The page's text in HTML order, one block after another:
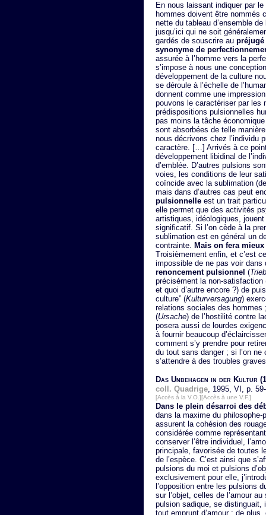
En nous laissant indiquer par
hommes doivent être nommés
nette du tableau d’ensemble
jusqu’ici qui ne soit
gardés de souscrire au préjugé
synonyme de
assurée à l’homme vers la
s’impose à nous une
développement de la culture
se déroule à l’échelle de
donnent comme une
pouvons le caractériser par les
prédispositions pulsionnelles
pas moins la tâche
sont absorbées de telle
nous décrivons chez l’individu
caractère. […] Arrivés à ce
développement libidinal de
d’emblée. D’autres pulsions
voies, les conditions de leur
coïncide avec la sublimation
mais dans d’autres cas peut
pulsionnelle est un trait
elle permet que des activités
artistiques, idéologiques,
significatif. Si l’on cède à la
sublimation est en général un
contrainte. Mais on fera
Troisièmement enfin, et c’est
impossible de ne pas voir
renoncement pulsionnel (
précisément la non-satisfaction
et quoi d’autre encore ?) de
culture” (Kulturversagung)
relations sociales des hommes
(Ursache) de l’hostilité contre
posera aussi de lourdes
à fournir beaucoup
comment s’y prendre pour
du tout sans danger ; si l’on
s’attendre à des troubles
Das Unbehagen in der Kultur
coll. Quadrige, 1995, VI, p.
[Accès à la V.O.][Accès à une V.F.]
Dans le plein désarroi des
dans la maxime du philosophe-
assurent la cohésion des
considérée comme
conserver l’être individuel,
principale, favorisée de toutes
de l’espèce. C’est ainsi que
pulsions du moi et pulsions
exclusivement pour elle,
l’opposition entre les pulsions
sur l’objet, celles de l’amour
pulsion sadique, se distinguait,
tout emprunt d’amour ; de